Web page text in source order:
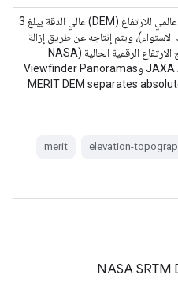
‫MERIT DEM هو نموذج رقمي عالمي للارتفاع (DEM) عالي الدقة يبلغ 3
عند خط الاستواء)، ويتم إنتاجه عن طريق إزالة
مكوّنات الخطأ الرئيسية من نماذج الارتفاع الرقمية الحالية (NASA
SRTM3 DEM وJAXA AW3D DEM وViewfinder Panoramas
DEM). MERIT DEM separates
elevation-
merit
NASA